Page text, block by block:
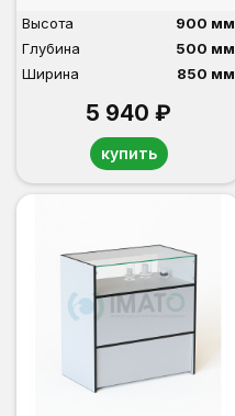
Высота
900 мм
Глубина
500 мм
Ширина
850 мм
5 940 ₽
купить